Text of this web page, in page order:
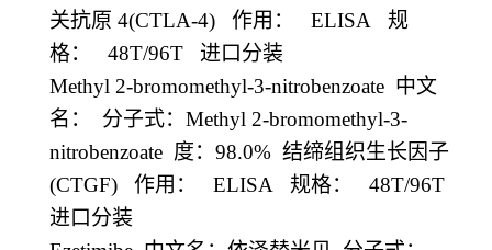
关抗原 4(CTLA-4) 作用： ELISA 规
格：
48T/96T 进口分装
Methyl 2-bromomethyl-3-nitrobenzoate 中文
名：
分子式： Methyl 2-bromomethyl-3-
nitrobenzoate 度： 98.0% 结缔组织生长因子
(CTGF) 作用： ELISA 规格：
48T/96T
进口分装